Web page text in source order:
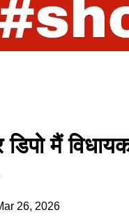
डिपो मैं
26, 2026